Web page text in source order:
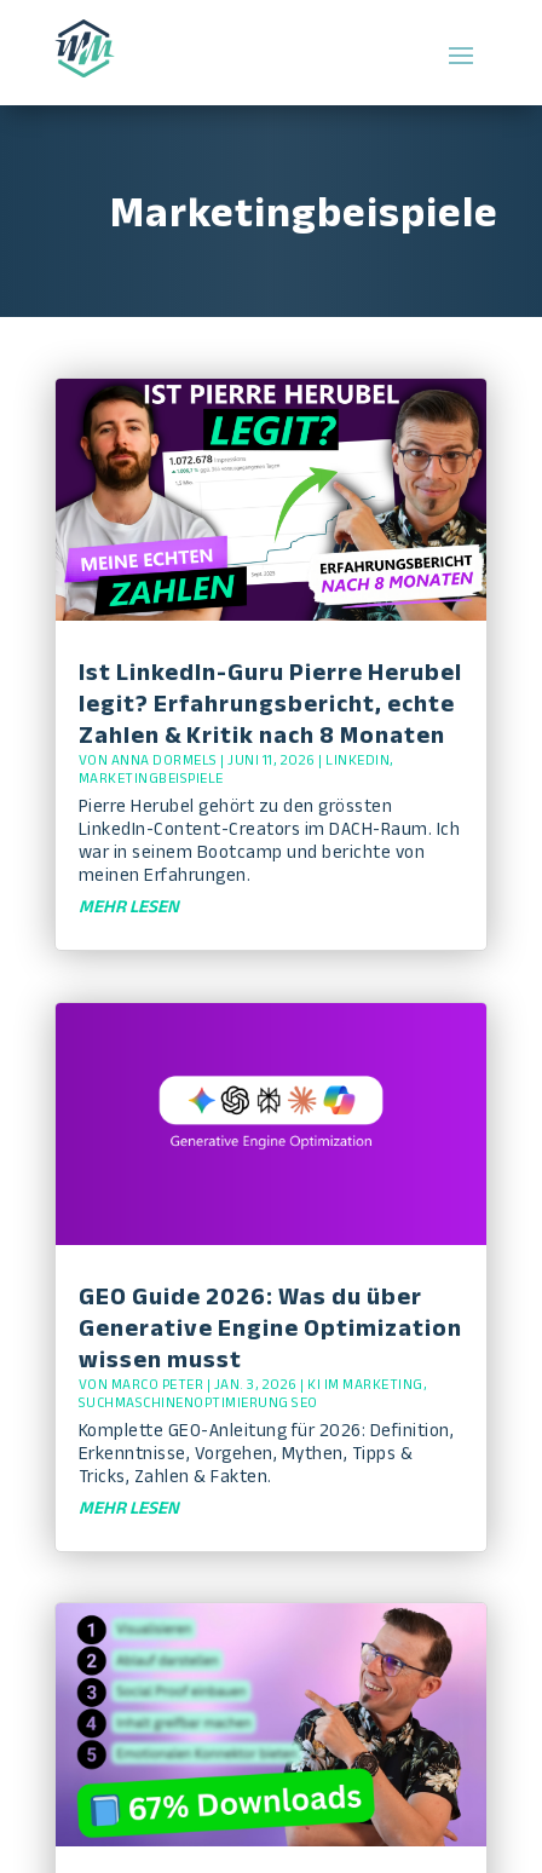
Marketingbeispiele
Ist LinkedIn-Guru Pierre Herubel
legit? Erfahrungsbericht, echte
Zahlen & Kritik nach 8 Monaten
VONANNA DORMELS |JUNI 11, 2026 | LINKEDIN,
MARKETINGBEISPIELE
Pierre Herubel gehört zu den grössten
LinkedIn-Content-Creators im DACH-Raum. Ich
war in seinem Bootcamp und berichte von
meinen Erfahrungen.
MEHR LESEN
GEO Guide 2026: Was du über
Generative Engine Optimization
wissen musst
VON MARCO PETER |JAN. 3, 2026 | KI IM MARKETING,
SUCHMASCHINENOPTIMIERUNG SEO
Komplette GEO-Anleitung für 2026: Definition,
Erkenntnisse, Vorgehen, Mythen, Tipps &
Tricks, Zahlen & Fakten.
MEHR LESEN